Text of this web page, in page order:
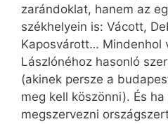
zarándoklat, hanem az
székhelyein is: Vácott,
Kaposvárott… Mindenhol
Lászlónéhoz hasonló
(akinek persze a
meg kell köszönni). És
megszervezni